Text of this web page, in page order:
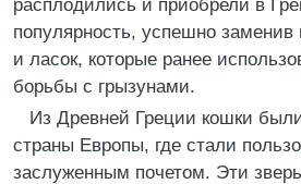
расплодились и приобрели в
популярность, успешно заменив
и ласок, которые ранее
борьбы с грызунами.
Из Древней Греции кошки
страны Европы, где стали
заслуженным почетом. Эти